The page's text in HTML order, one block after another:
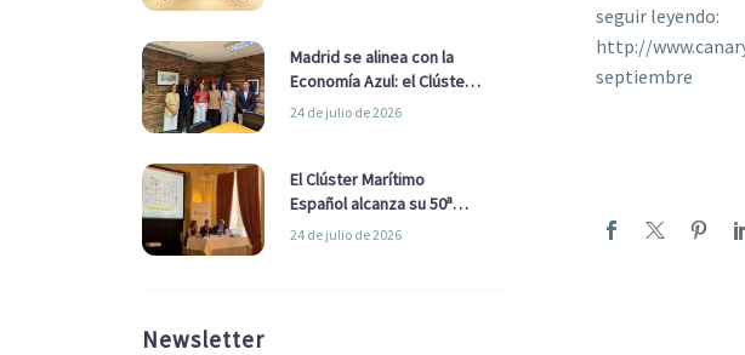
Madrid se alinea con la
Economía Azul: el Clúster
Marítimo Español y la Real
Ayuntamiento
24 de julio de 2026
El Clúster Marítimo
Español alcanza su 50ª
Asamblea reafirmando su
24 de julio de 2026
Newsletter
seguir leyendo:
http://
septiembre